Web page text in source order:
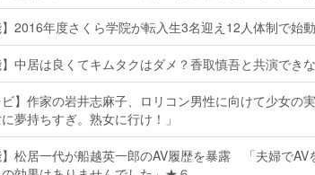
】2016年度さくら学院が転入生3名迎え12人体制で始
】中居は良くてキムタクはダメ？香取慎吾と共演でき
ビ】作家の岩井志麻子、ロリコン男性に向けて少女の
夢持ちすぎ。熟女に行け！」
】松居一代が船越英一郎のAV履歴を暴露 「夫婦で